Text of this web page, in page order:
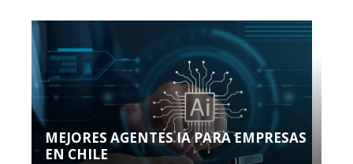
MEJORES AGENTES IA PARA EMPRESAS
EN CHILE